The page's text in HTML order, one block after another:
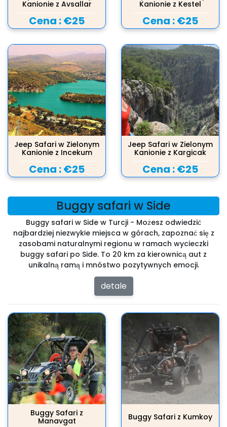
Kanionie z Avsallar
Cena :€25
Kanionie z Kestel
Cena :€25
Jeep Safari w Zielonym
Kanionie z Incekum
Cena :€25
Jeep Safari w Zielonym
Kanionie z Kargicak
Cena :€25
Buggy safari w Side
Buggy safari w Side w Turcji - Możesz odwiedzić
najbardziej niezwykłe miejsca w górach, zapoznać się z
zasobami naturalnymi regionu w ramach wycieczki
buggy safari po Side. To 20 km za kierownicą aut z
unikalną ramą i mnóstwo pozytywnych emocji.
detale
Buggy Safari z
Manavgat
Buggy Safari z Kumkoy